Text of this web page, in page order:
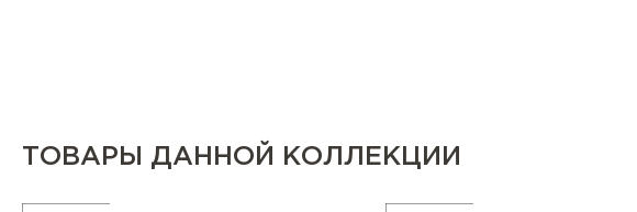
ТОВАРЫ ДАННОЙ КОЛЛЕКЦИИ